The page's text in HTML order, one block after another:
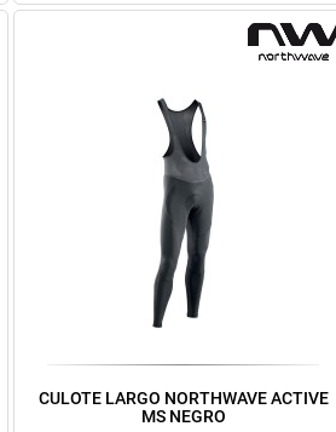
CULOTE LARGO NORTHWAVE ACTIVE
MS NEGRO